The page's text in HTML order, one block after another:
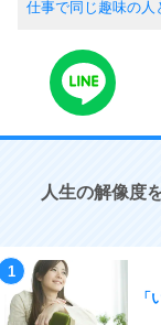
仕事で同じ趣味の人
人生の解像度
「